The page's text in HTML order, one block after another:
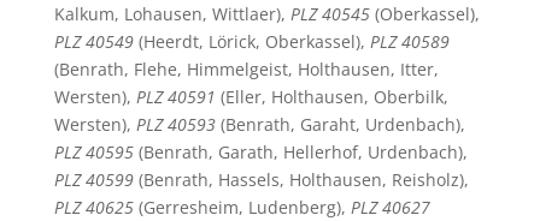
Kalkum, Lohausen, Wittlaer), PLZ 40545(Oberkassel),
PLZ 40549(Heerdt, Lörick, Oberkassel), PLZ 40589
(Benrath, Flehe, Himmelgeist, Holthausen, Itter,
Wersten), PLZ 40591 (Eller, Holthausen, Oberbilk,
Wersten), PLZ 40593(Benrath, Garaht, Urdenbach),
PLZ 40595(Benrath, Garath, Hellerhof, Urdenbach),
PLZ 40599(Benrath, Hassels, Holthausen, Reisholz),
PLZ 40625(Gerresheim, Ludenberg), PLZ 40627